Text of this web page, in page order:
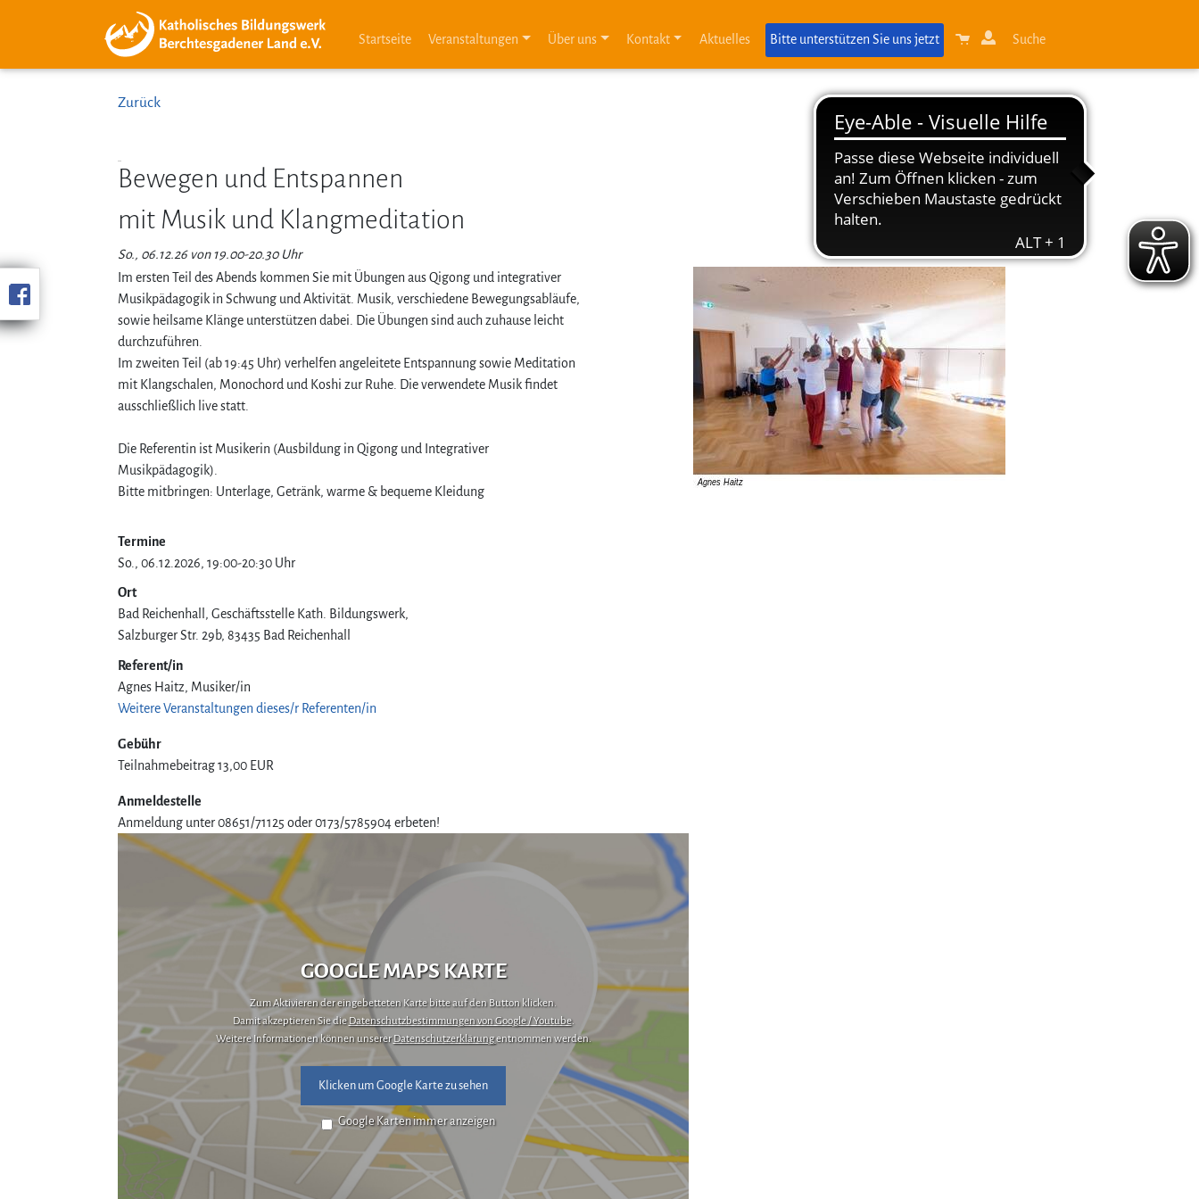
Startseite Veranstaltungen Über uns Kontakt Aktuelles Bitte unterstützen Sie uns jetzt Suche
Zurück
Bewegen und Entspannen
mit Musik und Klangmeditation
So., 06.12.26 von 19.00-20.30 Uhr
Im ersten Teil des Abends kommen Sie mit Übungen aus Qigong und integrativer
Musikpädagogik in Schwung und Aktivität. Musik, verschiedene Bewegungsabläufe,
sowie heilsame Klänge unterstützen dabei. Die Übungen sind auch zuhause leicht
durchzuführen.
Im zweiten Teil (ab 19:45 Uhr) verhelfen angeleitete Entspannung sowie Meditation
mit Klangschalen, Monochord und Koshi zur Ruhe. Die verwendete Musik findet
ausschließlich live statt.
Die Referentin ist Musikerin (Ausbildung in Qigong und Integrativer
Musikpädagogik).
Bitte mitbringen: Unterlage, Getränk, warme & bequeme Kleidung
Termine
So., 06.12.2026, 19:00-20:30 Uhr
Ort
Bad Reichenhall, Geschäftsstelle Kath. Bildungswerk
Salzburger Str. 29b 83435 Bad Reichenhall
Referent/in
Agnes Haitz, Musiker/in
Weitere Veranstaltungen dieses/r Referenten/in
Gebühr
Teilnahmebeitrag13,00 EUR
Anmeldestelle
Anmeldung unter 08651/71125 oder 0173/5785904 erbeten!
GOOGLE MAPS KARTE
Zum Aktivieren der eingebetteten Karte bitte auf den Button klicken.
Damit akzeptieren Sie die Datenschutzbestimmungen von Google / Youtube.
Weitere Informationen können unserer Datenschutzerklärungentnommen werden.
Klicken um Google Karte zu sehen
Google Karten immer anzeigen